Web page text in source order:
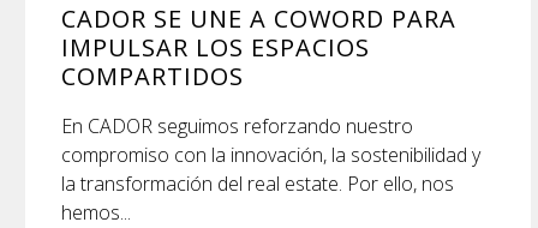
CADOR SE UNE A COWORD PARA
IMPULSAR LOS ESPACIOS
COMPARTIDOS
En CADOR seguimos reforzando nuestro
compromiso con la innovación, la sostenibilidad y
la transformación del real estate. Por ello, nos
hemos...